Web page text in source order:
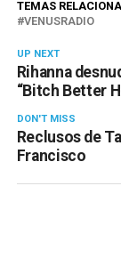
TEMAS
VENUSRADIO
UP NEXT
Rihanna
“Bitch Better
DON'T MISS
Reclusos de
Francisco